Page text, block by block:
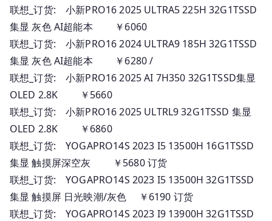
联想_订货: 小新PRO16 2025 ULTRA5 225H 32G1TSSD
集显 灰色 AI超能本 ￥6060
联想_订货: 小新PRO16 2024 ULTRA9 185H 32G1TSSD
集显 灰色 AI超能本 ￥6280 /
联想_订货: 小新PRO16 2025 AI 7H350 32G1TSSD集显
OLED 2.8K ￥5660
联想_订货: 小新PRO16 2025 ULTRL9 32G1TSSD 集显
OLED 2.8K ￥6860
联想_订货: YOGAPRO14S 2023 I5 13500H 16G1TSSD
集显 触摸屏深空灰 ￥5680 订货
联想_订货: YOGAPRO14S 2023 I5 13500H 32G1TSSD
集显 触摸屏 日光映潮/灰色 ￥6190 订货
联想_订货: YOGAPRO14S 2023 I9 13900H 32G1TSSD